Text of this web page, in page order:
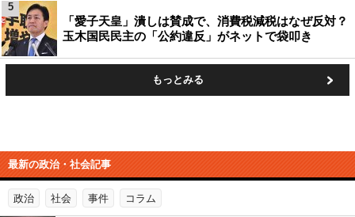
「愛子天皇」潰しは賛成で、消費税減税はなぜ反対？
玉木国民民主の「公約違反」がネットで袋叩き
5
もっとみる
最新の政治・社会記事
政治 社会 事件 コラム